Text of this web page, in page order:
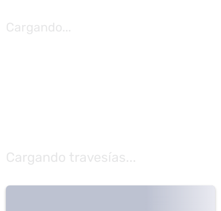
Cargando...
Cargando travesías...